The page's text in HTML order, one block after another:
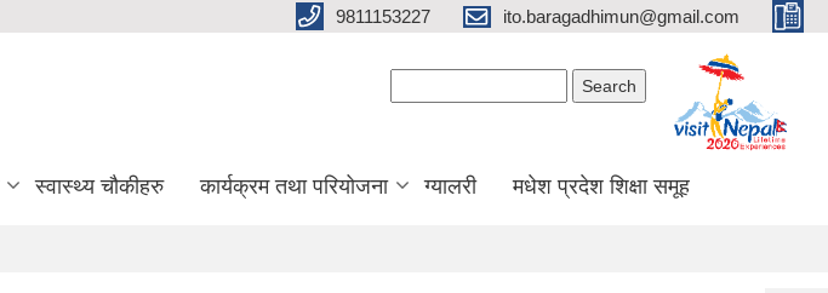
9811153227 ito.baragadhimun@gmail.com
स्वास्थ्य चौकीहरु कार्यक्रम तथा परियोजना ग्यालरी मधेश प्रदेश शिक्षा समूह